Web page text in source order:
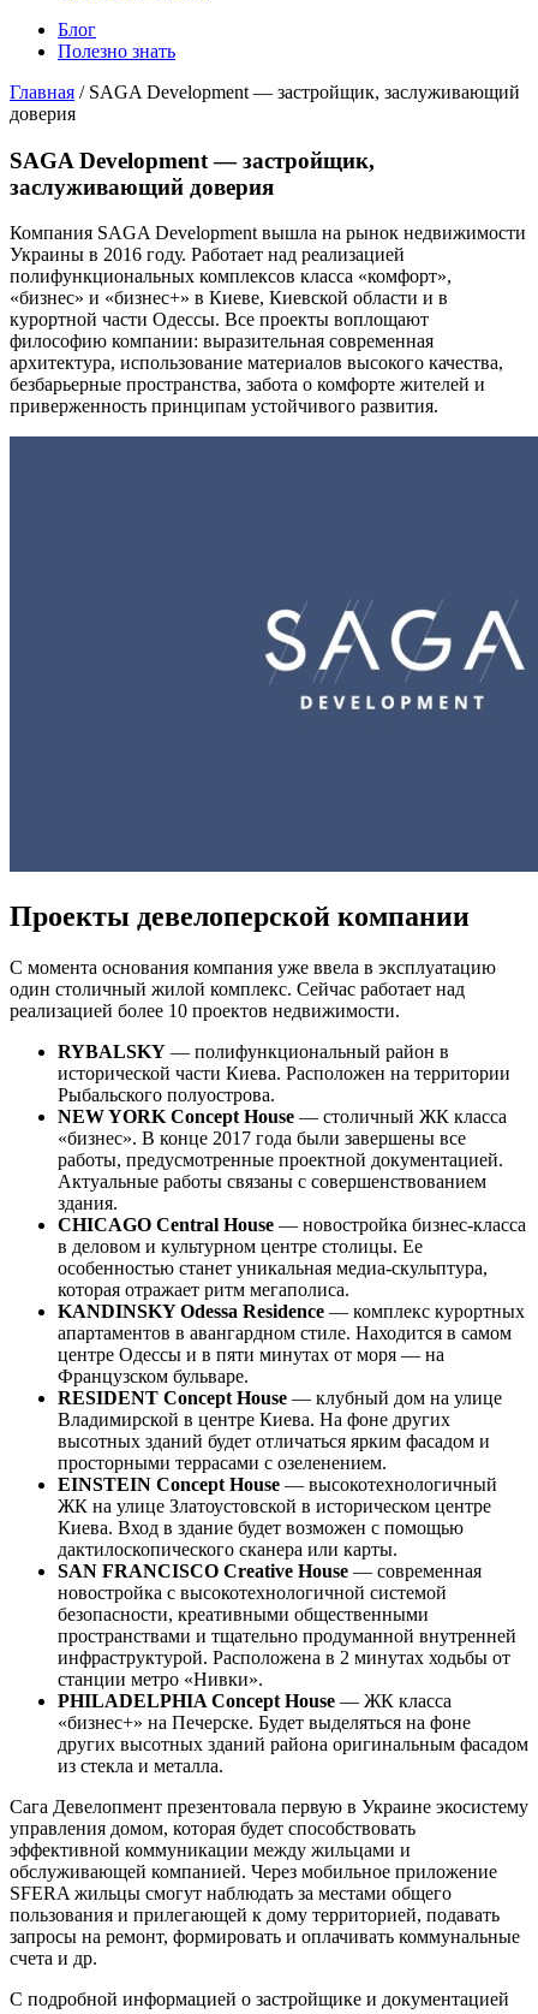
Блог
Полезно знать
Главная / SAGA Development — застройщик, заслуживающий
доверия
SAGA Development — застройщик,
заслуживающий доверия
Компания SAGA Development вышла на рынок недвижимости
Украины в 2016 году. Работает над реализацией
полифункциональных комплексов класса «комфорт»,
«бизнес» и «бизнес+» в Киеве, Киевской области и в
курортной части Одессы. Все проекты воплощают
философию компании: выразительная современная
архитектура, использование материалов высокого качества,
безбарьерные пространства, забота о комфорте жителей и
приверженность принципам устойчивого развития.
Проекты девелоперской компании
С момента основания компания уже ввела в эксплуатацию
один столичный жилой комплекс. Сейчас работает над
реализацией более 10 проектов недвижимости.
RYBALSKY — полифункциональный район в
исторической части Киева. Расположен на территории
Рыбальского полуострова.
NEW YORK Concept House — столичный ЖК класса
«бизнес». В конце 2017 года были завершены все
работы, предусмотренные проектной документацией.
Актуальные работы связаны с совершенствованием
здания.
CHICAGO Central House — новостройка бизнес-класса
в деловом и культурном центре столицы. Ее
особенностью станет уникальная медиа-скульптура,
которая отражает ритм мегаполиса.
KANDINSKY Odessa Residence — комплекс курортных
апартаментов в авангардном стиле. Находится в самом
центре Одессы и в пяти минутах от моря — на
Французском бульваре.
RESIDENT Concept House — клубный дом на улице
Владимирской в центре Киева. На фоне других
высотных зданий будет отличаться ярким фасадом и
просторными террасами с озеленением.
EINSTEIN Concept House — высокотехнологичный
ЖК на улице Златоустовской в историческом центре
Киева. Вход в здание будет возможен с помощью
дактилоскопического сканера или карты.
SAN FRANCISCO Creative House — современная
новостройка с высокотехнологичной системой
безопасности, креативными общественными
пространствами и тщательно продуманной внутренней
инфраструктурой. Расположена в 2 минутах ходьбы от
станции метро «Нивки».
PHILADELPHIA Concept House — ЖК класса
«бизнес+» на Печерске. Будет выделяться на фоне
других высотных зданий района оригинальным фасадом
из стекла и металла.
Сага Девелопмент презентовала первую в Украине экосистему
управления домом, которая будет способствовать
эффективной коммуникации между жильцами и
обслуживающей компанией. Через мобильное приложение
SFERA жильцы смогут наблюдать за местами общего
пользования и прилегающей к дому территорией, подавать
запросы на ремонт, формировать и оплачивать коммунальные
счета и др.
С подробной информацией о застройщике и документацией